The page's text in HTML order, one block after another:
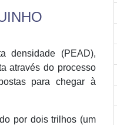
densidade (PEAD),
através do processo
para chegar à
por dois trilhos (um